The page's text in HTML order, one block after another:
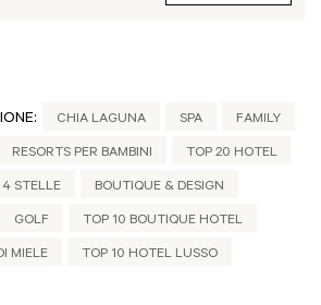
CHIA LAGUNA SPA FAMILY
RESORTS PER BAMBINI TOP 20 HOTEL
4 STELLE BOUTIQUE & DESIGN
GOLF TOP 10 BOUTIQUE HOTEL
MIELE TOP 10 HOTEL LUSSO